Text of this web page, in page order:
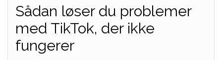
Sådan løser du problemer
med TikTok, der ikke
fungerer